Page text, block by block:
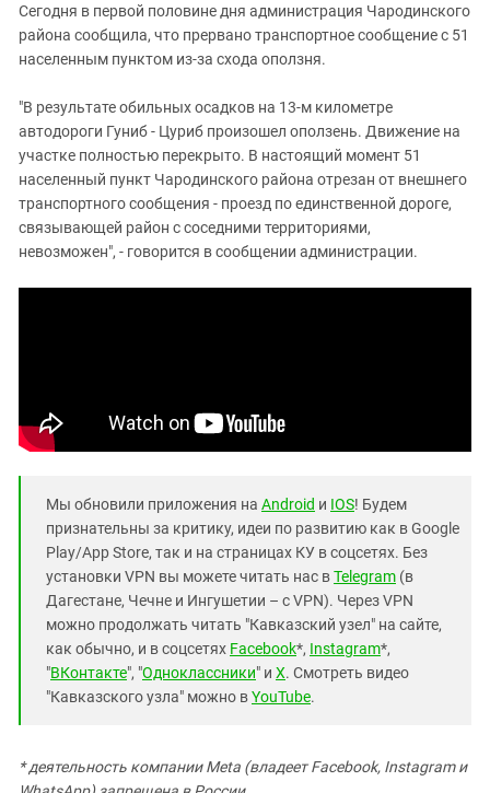
Сегодня в первой половине дня администрация Чародинского
района сообщила, что прервано транспортное сообщение с 51
населенным пунктом из-за схода оползня.
"В результате обильных осадков на 13-м километре
автодороги Гуниб - Цуриб произошел оползень. Движение на
участке полностью перекрыто. В настоящий момент 51
населенный пункт Чародинского района отрезан от внешнего
транспортного сообщения - проезд по единственной дороге,
связывающей район с соседними территориями,
невозможен", - говорится в сообщении администрации.
Мы обновили приложения на Android и IOS! Будем
признательны за критику, идеи по развитию как в Google
Play/App Store, так и на страницах КУ в соцсетях. Без
установки VPN вы можете читать нас вTelegram (в
Дагестане, Чечне и Ингушетии – с VPN). Через VPN
можно продолжать читать "Кавказский узел" на сайте,
как обычно, и в соцсетях Facebook*, Instagram*,
"ВКонтакте", "Одноклассники" и X. Смотреть видео
"Кавказского узла" можно вYouTube.
* деятельность компании Meta (владеет Facebook, Instagram и